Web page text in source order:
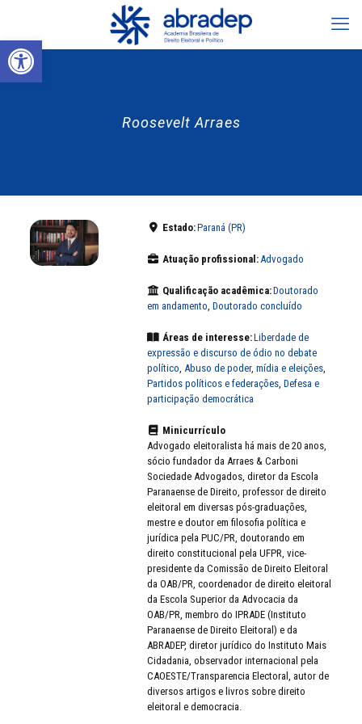
Abrir a barra de ferramentas
Roosevelt Arraes
Estado:Paraná (PR)
Atuação profissional:Advogado
Qualificação acadêmica:Doutorado
em andamento, Doutorado concluído
Áreas de interesse:Liberdade de
expressão e discurso de ódio no debate
político, Abuso de poder, mídia e eleições,
Partidos políticos e federações, Defesa e
participação democrática
Minicurrículo
Advogado eleitoralista há mais de 20 anos,
sócio fundador da Arraes & Carboni
Sociedade Advogados, diretor da Escola
Paranaense de Direito, professor de direito
eleitoral em diversas pós-graduações,
mestre e doutor em filosofia política e
jurídica pela PUC/PR, doutorando em
direito constitucional pela UFPR, vice-
presidente da Comissão de Direito Eleitoral
da OAB/PR, coordenador de direito eleitoral
da Escola Superior da Advocacia da
OAB/PR, membro do IPRADE (Instituto
Paranaense de Direito Eleitoral) e da
ABRADEP, diretor jurídico do Instituto Mais
Cidadania, observador internacional pela
CAOESTE/Transparencia Electoral, autor de
diversos artigos e livros sobre direito
eleitoral e democracia.